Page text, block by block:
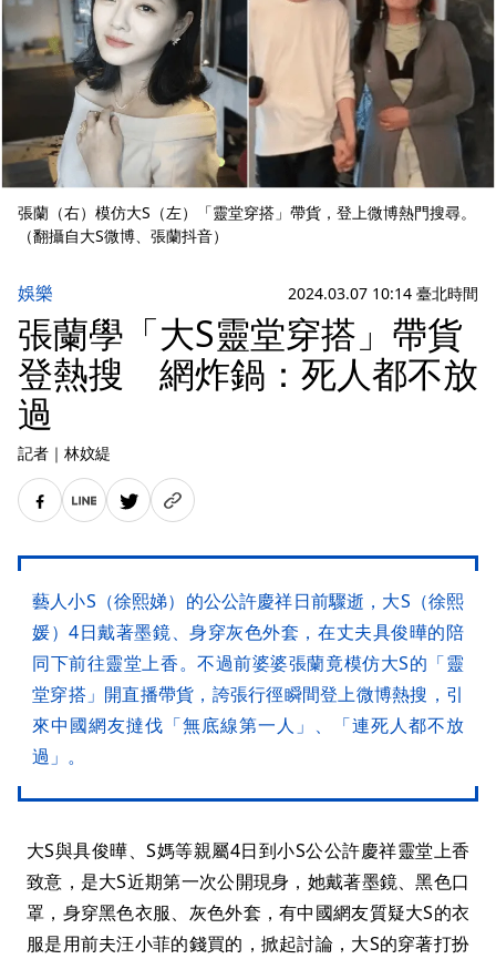
張蘭（右）模仿大S（左）「靈堂穿搭」帶貨，登上微博熱門搜尋。
（翻攝自大S微博、張蘭抖音）
娛樂 2024.03.07 10:14 臺北時間
張蘭學「大S靈堂穿搭」帶貨
登熱搜 網炸鍋：死人都不放
過
記者 ｜ 林妏緹
藝人小S（徐熙娣）的公公許慶祥日前驟逝，大S（徐熙
媛）4日戴著墨鏡、身穿灰色外套，在丈夫具俊曄的陪
同下前往靈堂上香。不過前婆婆張蘭竟模仿大S的「靈
堂穿搭」開直播帶貨，誇張行徑瞬間登上微博熱搜，引
來中國網友撻伐「無底線第一人」、「連死人都不放
過」。
大S與具俊曄、S媽等親屬4日到小S公公許慶祥靈堂上香
致意，是大S近期第一次公開現身，她戴著墨鏡、黑色口
罩，身穿黑色衣服、灰色外套，有中國網友質疑大S的衣
服是用前夫汪小菲的錢買的，掀起討論，大S的穿著打扮